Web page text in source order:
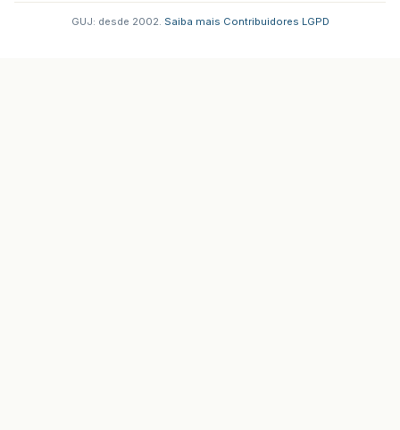
GUJ: desde 2002. Saiba mais Contribuidores LGPD